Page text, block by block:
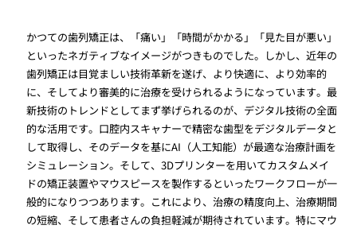
かつての歯列矯正は、「痛い」「時間がかかる」「見た目が悪い」
といったネガティブなイメージがつきものでした。しかし、近年の
歯列矯正は目覚ましい技術革新を遂げ、より快適に、より効率的
に、そしてより審美的に治療を受けられるようになっています。最
新技術のトレンドとしてまず挙げられるのが、デジタル技術の全面
的な活用です。口腔内スキャナーで精密な歯型をデジタルデータと
して取得し、そのデータを基にAI（人工知能）が最適な治療計画を
シミュレーション。そして、3Dプリンターを用いてカスタムメイ
ドの矯正装置やマウスピースを製作するといったワークフローが一
般的になりつつあります。これにより、治療の精度向上、治療期間
の短縮、そして患者さんの負担軽減が期待されています。特にマウ